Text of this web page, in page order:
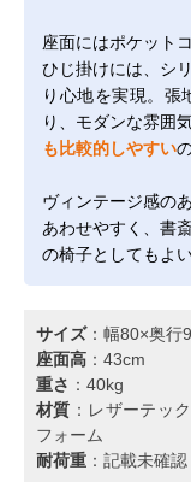
座面にはポケット
ひじ掛けには、シ
り心地を実現。張
り、モダンな雰囲
も比較的しやすい
ヴィンテージ感の
あわせやすく、書
の椅子としてもよ
サイズ：幅80×奥行
座面高 ：43cm
重さ ：40kg
材質 ：レザーテッ
フォーム
耐荷重 ：記載未確認